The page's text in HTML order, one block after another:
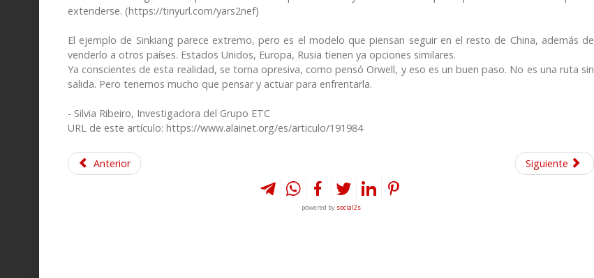
extenderse. (https://tinyurl.com/yars2nef)
El ejemplo de Sinkiang parece extremo, pero es el modelo que piensan seguir en el resto de China, además de
venderlo a otros países. Estados Unidos, Europa, Rusia tienen ya opciones similares.
Ya conscientes de esta realidad, se torna opresiva, como pensó Orwell, y eso es un buen paso. No es una ruta sin
salida. Pero tenemos mucho que pensar y actuar para enfrentarla.
- Silvia Ribeiro, Investigadora del Grupo ETC
URL de este artículo: https://www.alainet.org/es/articulo/191984
Anterior Siguiente
powered by social2s